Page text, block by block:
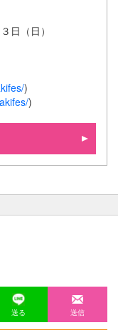
日（日）
)
)
送る 送信